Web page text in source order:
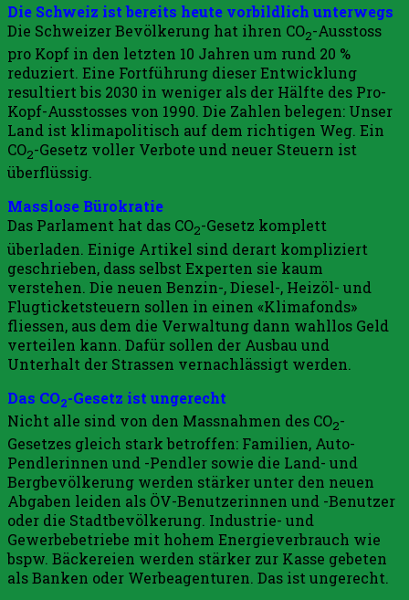
Die Schweiz ist bereits heute vorbildlich unterwegs
Die Schweizer Bevölkerung hat ihren CO2-Ausstoss
pro Kopf in den letzten 10 Jahren um rund 20 %
reduziert. Eine Fortführung dieser Entwicklung
resultiert bis 2030 in weniger als der Hälfte des Pro-
Kopf-Ausstosses von 1990. Die Zahlen belegen: Unser
Land ist klimapolitisch auf dem richtigen Weg. Ein
CO2-Gesetz voller Verbote und neuer Steuern ist
überflüssig.
Masslose Bürokratie
Das Parlament hat das CO2-Gesetz komplett
überladen. Einige Artikel sind derart kompliziert
geschrieben, dass selbst Experten sie kaum
verstehen. Die neuen Benzin-, Diesel-, Heizöl- und
Flugticketsteuern sollen in einen «Klimafonds»
fliessen, aus dem die Verwaltung dann wahllos Geld
verteilen kann. Dafür sollen der Ausbau und
Unterhalt der Strassen vernachlässigt werden.
Das CO2-Gesetz ist ungerecht
Nicht alle sind von den Massnahmen des CO2-
Gesetzes gleich stark betroffen: Familien, Auto-
Pendlerinnen und -Pendler sowie die Land- und
Bergbevölkerung werden stärker unter den neuen
Abgaben leiden als ÖV-Benutzerinnen und -Benutzer
oder die Stadtbevölkerung. Industrie- und
Gewerbebetriebe mit hohem Energieverbrauch wie
bspw. Bäckereien werden stärker zur Kasse gebeten
als Banken oder Werbeagenturen. Das ist ungerecht.